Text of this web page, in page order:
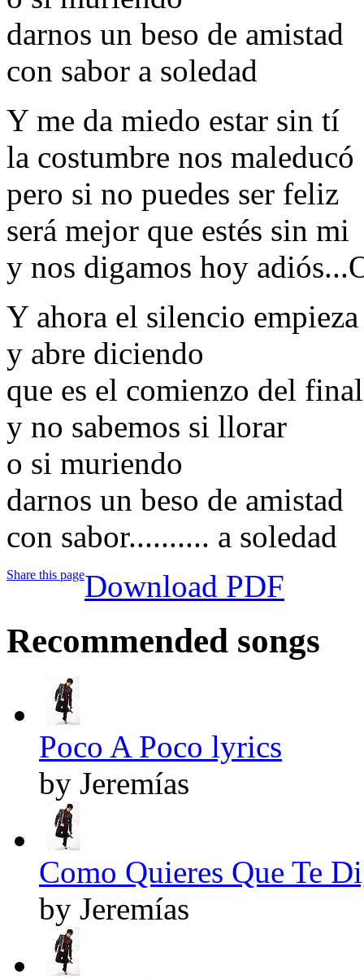
darnos un beso de amistad
con sabor a soledad
Y me da miedo estar sin tí
la costumbre nos maleducó
pero si no puedes ser feliz
será mejor que estés sin mi
y nos digamos hoy
Y ahora el silencio
y abre diciendo
que es el comienzo del final
y no sabemos si llorar
o si muriendo
darnos un beso de amistad
con sabor.......... a soledad
Share this pageDownload PDF
Recommended songs
Poco A Poco lyrics
by Jeremías
Como Quieres Que Te
by Jeremías